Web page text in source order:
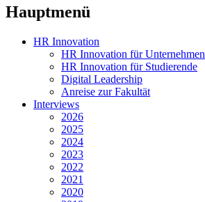
Hauptmenü
HR Innovation
HR Innovation für Unternehmen
HR Innovation für Studierende
Digital Leadership
Anreise zur Fakultät
Interviews
2026
2025
2024
2023
2022
2021
2020